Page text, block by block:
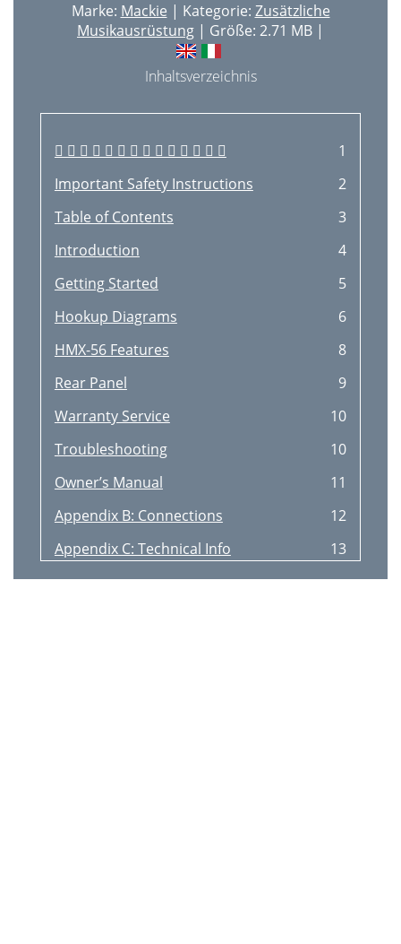
Marke: Mackie | Kategorie: Zusätzliche
Musikausrüstung | Größe: 2.71 MB |
Inhaltsverzeichnis
             
1
Important Safety Instructions
2
Table of Contents
3
Introduction
4
Getting Started
5
Hookup Diagrams
6
HMX-56 Features
8
Rear Panel
9
Warranty Service
10
Troubleshooting
10
Owner’s Manual
11
Appendix B: Connections
12
Appendix C: Technical Info
13
HMX-56 Block Diagram
14